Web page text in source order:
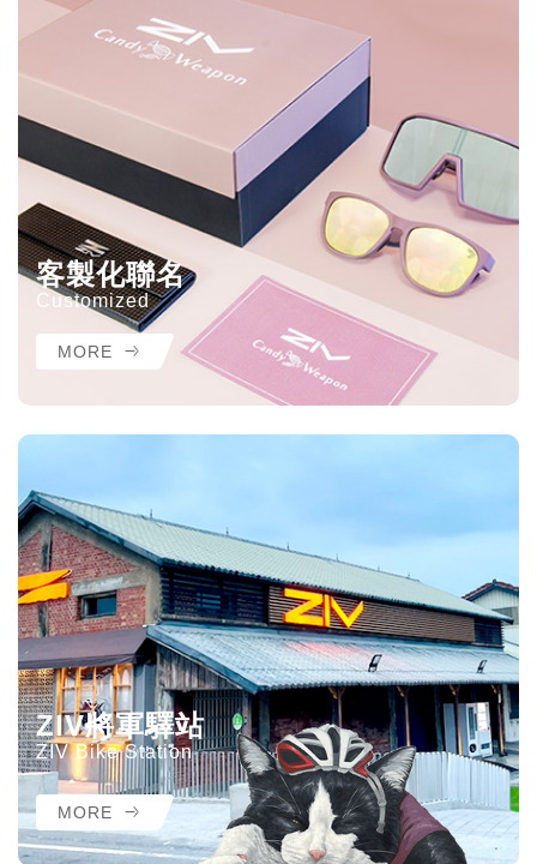
客製化聯名
Customized
MORE
ZIV將軍驛站
ZIV Bike Station
MORE